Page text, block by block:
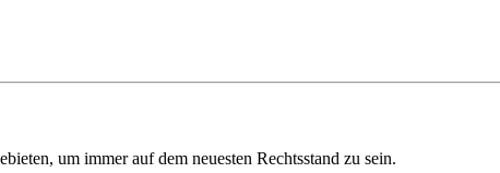
um immer auf dem neuesten Rechtsstand zu sein.